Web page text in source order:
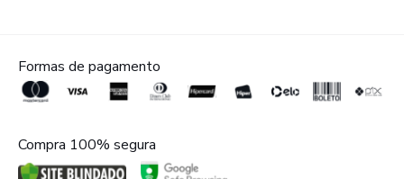
Formas de pagamento
Compra 100% segura